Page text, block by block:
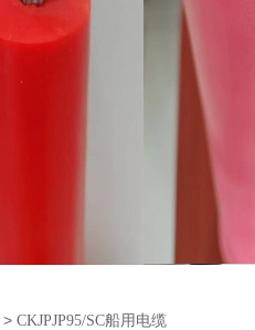
> CKJPJP95/SC船用电缆